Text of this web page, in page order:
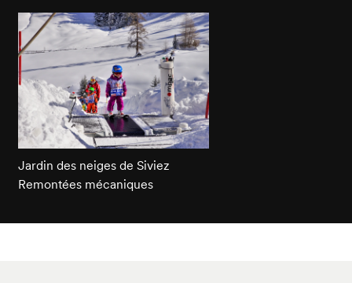
Jardin des neiges de Siviez
Remontées mécaniques